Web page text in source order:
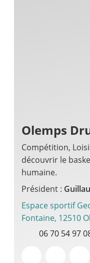
Olemps
Compétition,
découvrir le
humaine.
Président :
Espace sportif
Fontaine, 12510
06 70 54 97